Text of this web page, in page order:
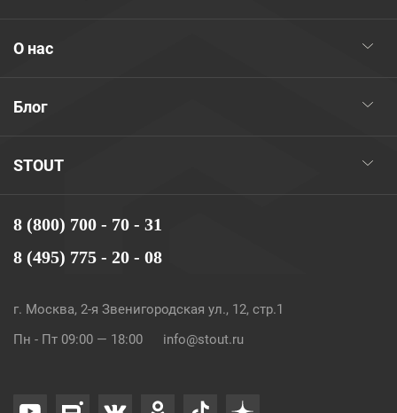
8 (800) 700 - 70 - 31
8 (495) 775 - 20 - 08
г. Москва, 2-я Звенигородская ул., 12, стр.1
Пн - Пт 09:00 — 18:00
info@stout.ru
STOUT
Блог
О нас